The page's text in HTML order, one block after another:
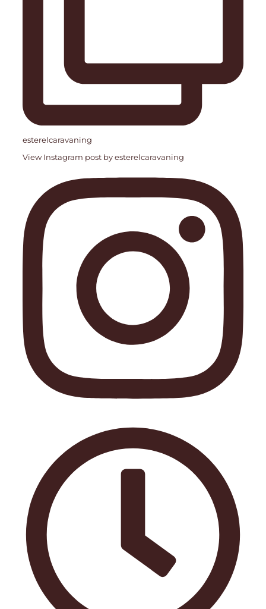
esterelcaravaning
View Instagram post by esterelcaravaning